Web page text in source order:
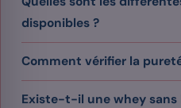
disponibles ?
Comment vérifier la
Existe-t-il une whey sans